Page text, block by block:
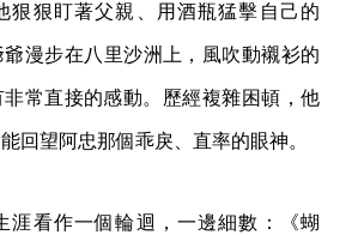
狠狠盯著父親、用酒瓶猛擊自己的
漫步在八里沙洲上，風吹動襯衫的
常直接的感動。歷經複雜困頓，他
回望阿忠那個乖戾、直率的眼神。
涯看作一個輪迴，一邊細數：《蝴